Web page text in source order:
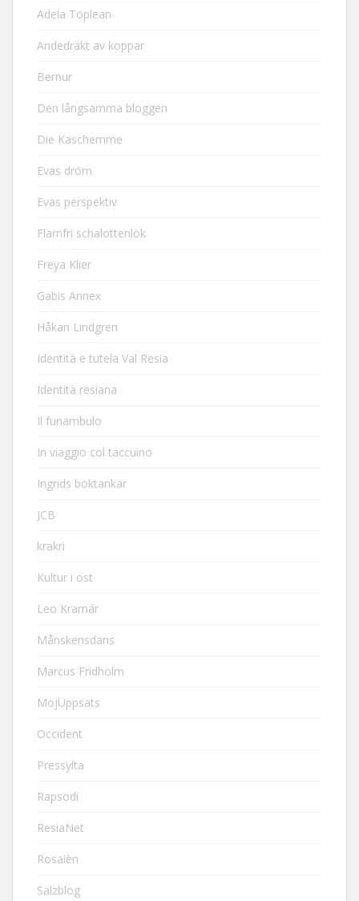
Adela Toplean
Andedräkt av koppar
Bernur
Den långsamma bloggen
Die Kaschemme
Evas dröm
Evas perspektiv
Flarnfri schalottenlök
Freya Klier
Gabis Annex
Håkan Lindgren
Identità e tutela Val Resia
Identità resiana
Il funambulo
In viaggio col taccuino
Ingrids boktankar
JCB
krakri
Kultur i öst
Leo Kramár
Månskensdans
Marcus Fridholm
MojUppsats
Occident
Pressylta
Rapsodi
ResiaNet
Rosaièn
Salzblog